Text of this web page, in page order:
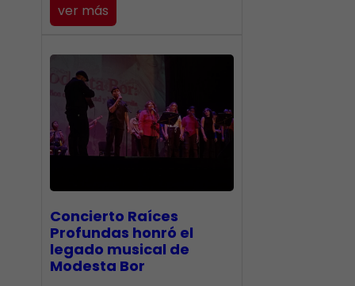
ver más
​Concierto Raíces
Profundas honró el
legado musical de
Modesta Bor